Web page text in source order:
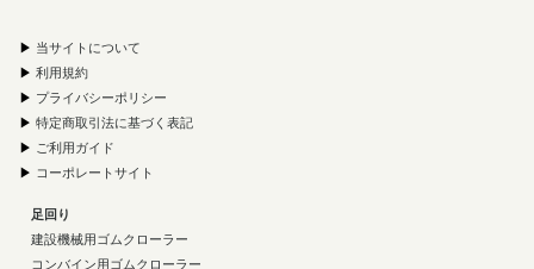
▶ 当サイトについて
▶ 利用規約
▶ プライバシーポリシー
▶ 特定商取引法に基づく表記
▶ ご利用ガイド
▶ コーポレートサイト
足回り
建設機械用ゴムクローラー
コンバイン用ゴムクローラー